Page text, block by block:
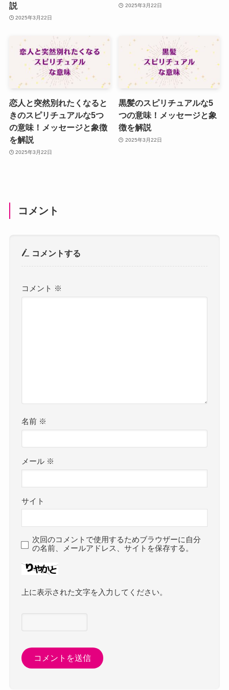
説
2025年3月22日
2025年3月22日
恋人と突然別れたくなると
きのスピリチュアルな5つ
の意味！メッセージと象徴
を解説
2025年3月22日
黒髪のスピリチュアルな5
つの意味！メッセージと象
徴を解説
2025年3月22日
コメント
コメントする
コメント ※
名前 ※
メール ※
サイト
次回のコメントで使用するためブラウザーに自分
の名前、メールアドレス、サイトを保存する。
上に表示された文字を入力してください。